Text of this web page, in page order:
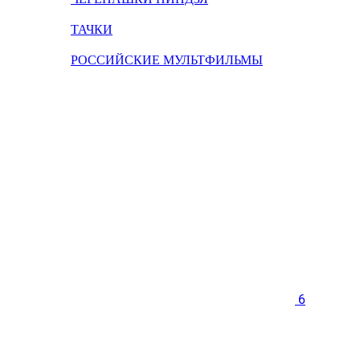
ТАЧКИ
РОССИЙСКИЕ МУЛЬТФИЛЬМЫ
6